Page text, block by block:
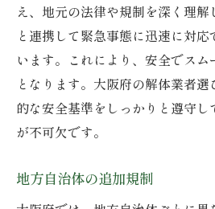
え、地元の法律や規制を深く理
と連携して緊急事態に迅速に対
います。これにより、安全でス
となります。大阪府の解体業者
的な安全基準をしっかりと遵守し
が不可欠です。
地方自治体の追加規制